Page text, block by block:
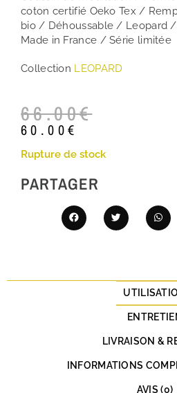
coton certifié Oeko Tex /
bio / Déhoussable / Leopard
Made in France / Série limitée
Collection LEOPARD
66.00€
60.00€
Rupture de stock
PARTAGER
LIVRAISON &
INFORMATIONS
AVIS (0)